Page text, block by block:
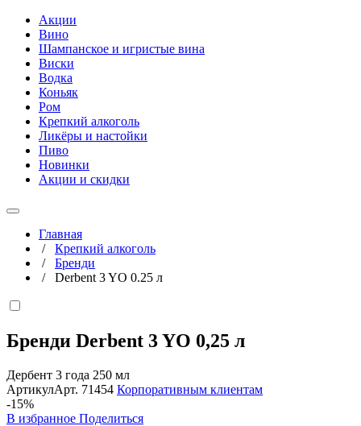
Акции
Вино
Шампанское и игристые вина
Виски
Водка
Коньяк
Ром
Крепкий алкоголь
Ликёры и настойки
Пиво
Новинки
Акции и скидки
Главная
/ Крепкий алкоголь
/ Бренди
/ Derbent 3 YO 0.25 л
Бренди Derbent 3 YO 0,25 л
Дербент 3 года 250 мл
АртикулАрт. 71454 Корпоративным клиентам
-15%
В избранное Поделиться